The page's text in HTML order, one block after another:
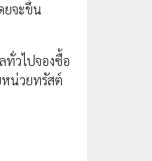
ยจะขึ้น
ทั่วไปจองซื้อ
น่วยทรัสต์